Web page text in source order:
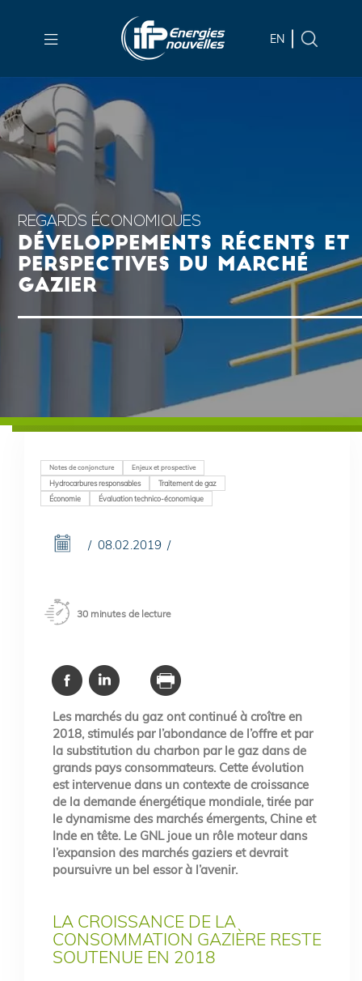
contenu
Skip
to
main
menu
search
EN
REGARDS ÉCONOMIQUES
DÉVELOPPEMENTS RÉCENTS ET
PERSPECTIVES DU MARCHÉ
GAZIER
Notes de conjoncture Enjeux et prospective
Hydrocarbures responsables
Traitement de gaz
Économie
Évaluation technico-économique
08.02.2019
30 minutes de lecture
Les marchés du gaz ont continué à croître en
2018, stimulés par l’abondance de l’offre et par
la substitution du charbon par le gaz dans de
grands pays consommateurs. Cette évolution
est intervenue dans un contexte de croissance
de la demande énergétique mondiale, tirée par
le dynamisme des marchés émergents, Chine et
Inde en tête. Le GNL joue un rôle moteur dans
l’expansion des marchés gaziers et devrait
poursuivre un bel essor à l’avenir.
LA CROISSANCE DE LA
CONSOMMATION GAZIÈRE RESTE
SOUTENUE EN 2018